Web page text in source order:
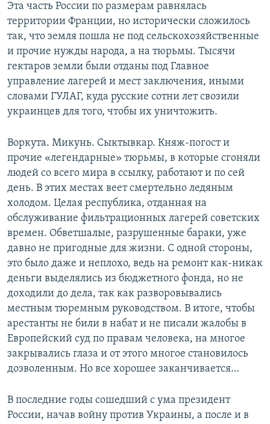
Эта часть России по размерам равнялась
территории Франции, но исторически сложилось
так, что земля пошла не под сельскохозяйственные
и прочие нужды народа, а на тюрьмы. Тысячи
гектаров земли были отданы под Главное
управление лагерей и мест заключения, иными
словами ГУЛАГ, куда русские сотни лет свозили
украинцев для того, чтобы их уничтожить.
Воркута. Микунь. Сыктывкар. Княж-погост и
прочие «легендарные» тюрьмы, в которые сгоняли
людей со всего мира в ссылку, работают и по сей
день. В этих местах веет смертельно ледяным
холодом. Целая республика, отданная на
обслуживание фильтрационных лагерей советских
времен. Обветшалые, разрушенные бараки, уже
давно не пригодные для жизни. С одной стороны,
это было даже и неплохо, ведь на ремонт как-никак
деньги выделялись из бюджетного фонда, но не
доходили до дела, так как разворовывались
местным тюремным руководством. В итоге, чтобы
арестанты не били в набат и не писали жалобы в
Европейский суд по правам человека, на многое
закрывались глаза и от этого многое становилось
дозволенным. Но все хорошее заканчивается…
В последние годы сошедший с ума президент
России, начав войну против Украины, а после и в